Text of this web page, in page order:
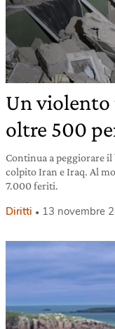
Un violento
oltre 500
Continua a peggiorare
colpito Iran e Iraq. Al
7.000 feriti.
Diritti 13 novembre